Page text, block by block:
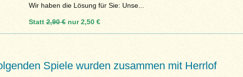
Wir haben die Lösung für Sie: Unse...
Statt2,90 €nur2,50 €
Spiele wurden zusammen mit Herrlof